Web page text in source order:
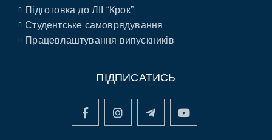
Підготовка до ЛІІ “Крок”
Студентське самоврядування
Працевлаштування випускників
ПІДПИСАТИСЬ